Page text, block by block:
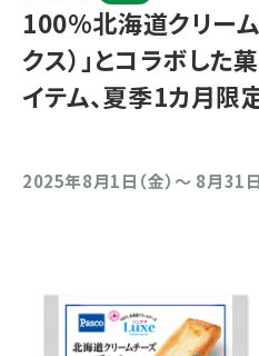
100%北海道クリーム
クス）」とコラボした
イテム、夏季1カ月限
2025年8月1日（金）〜 8月31